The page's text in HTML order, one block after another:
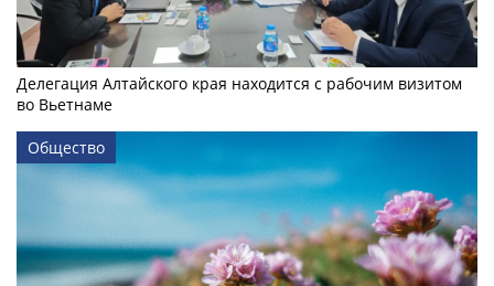
Делегация Алтайского края находится с рабочим визитом
во Вьетнаме
Общество